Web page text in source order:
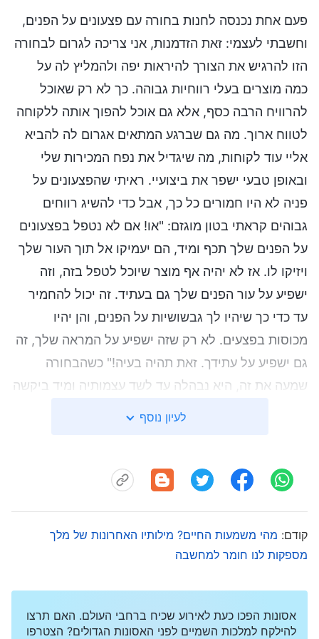
פעם אחת נכנסה לחנות בחורה עם פצעונים על הפנים,
וחשבתי לעצמי: זאת הזדמנות, אני צריכה לגרום לבחורה
הזו להרגיש את הצורך להיראות יפה ולהמליץ לה על
כמה מוצרים בעלי רווחיות גבוהה. כך לא רק שאוכל
להרוויח הרבה כסף, אלא גם אוכל להפוך אותה ללקוחה
לטווח ארוך. מה גם שברגע המתאים אגרום לה להביא
אליי עוד לקוחות, מה שיגדיל את נפח המכירות שלי
ובאופן טבעי ישפר את ביצועיי. ראיתי שהפצעונים על
פניה לא היו חמורים כל כך, אבל כדי להשיג רווחים
גבוהים קראתי בטון מוגזם: "או! אם לא נטפל בפצעונים
על הפנים שלך תכף ומיד, הם יעמיקו אל תוך העור שלך
ויזיקו לו. אז לא יהיה אף מוצר שיוכל לטפל בזה, וזה
ישפיע על עור הפנים שלך גם בעתיד. זה יכול להחמיר
עד כדי כך שיהיו לך גבשושיות על הפנים, והן יהיו
מכוסות בפצעים. לא רק שזה ישפיע על המראה שלך, זה
גם ישפיע על עתידך. זאת תהיה בעיה!" כשהבחורה
שמעה את זה, היא נבהלה עד לשד עצמותיה ומיד ביקשה
חשבתי לעצמי: נראה שאם אני רוצה להרוויח יותר כסף,
שלהם. זה מה שנדרש כדי שהם יקנו את המוצרים שלנו.
סוגים שונים של לקוחות, כדי למכור את המוצרים שלנו.
כתוצאה מכך ביצועיי בחברה השתפרו עוד ועוד.
לעיון נוסף
קודם: מהי משמעות החיים? מילותיו האחרונות של מלך
מספקות לנו חומר למחשבה
אסונות הפכו כעת לאירוע שכיח ברחבי העולם. האם תרצו
להילקח למלכות השמיים לפני האסונות הגדולים? הצטרפו